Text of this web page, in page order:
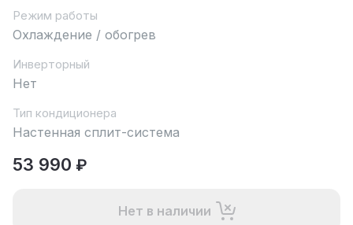
Режим работы
Охлаждение / обогрев
Инверторный
Нет
Тип кондиционера
Настенная сплит-система
53 990 ₽
Нет в наличии